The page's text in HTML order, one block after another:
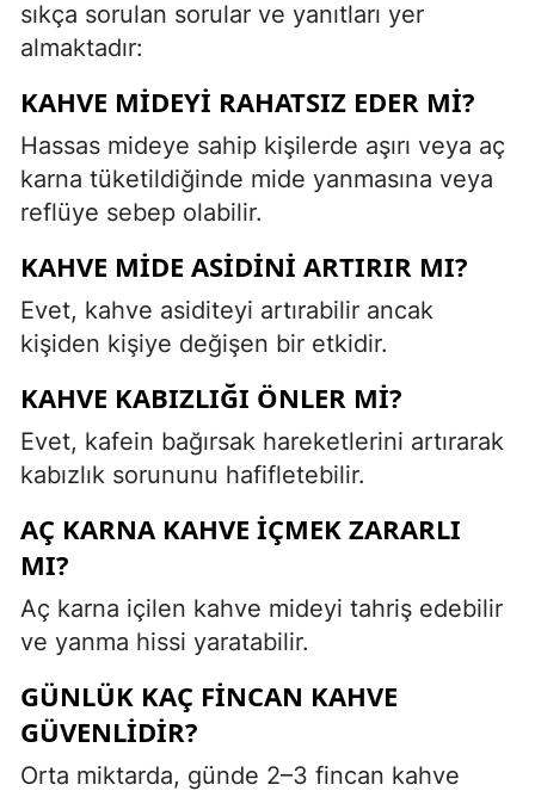
sıkça sorulan sorular ve yanıtları yer
almaktadır:
KAHVE MIDEYI RAHATSIZ EDER MI?
Hassas mideye sahip kişilerde aşırı veya aç
karna tüketildiğinde mide yanmasına veya
reflüye sebep olabilir.
KAHVE MIDE ASIDINI ARTIRIR MI?
Evet, kahve asiditeyi artırabilir ancak
kişiden kişiye değişen bir etkidir.
KAHVE KABIZLIĞI ÖNLER MI?
Evet, kafein bağırsak hareketlerini artırarak
kabızlık sorununu hafifletebilir.
AÇ KARNA KAHVE IÇMEK ZARARLI
MI?
Aç karna içilen kahve mideyi tahriş edebilir
ve yanma hissi yaratabilir.
GÜNLÜK KAÇ FINCAN KAHVE
GÜVENLIDIR?
Orta miktarda, günde 2–3 fincan kahve